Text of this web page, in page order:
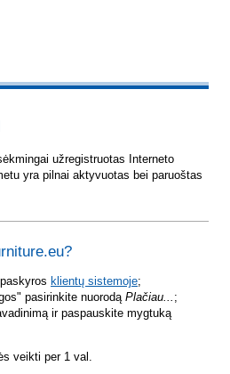
užregistruotas Interneto
yra pilnai aktyvuotas bei paruoštas
klientų sistemoje;
pasirinkite nuorodą Plačiau... ;
ir paspauskite mygtuką
veikti per 1 val.